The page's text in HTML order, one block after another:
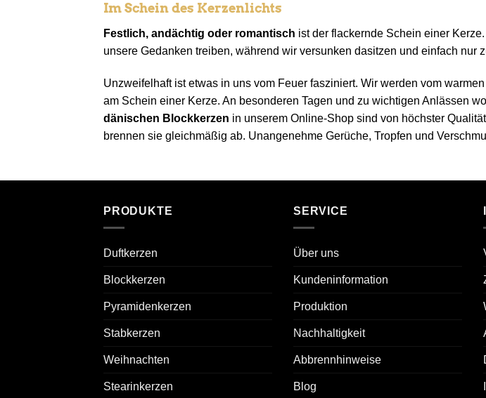
Im Schein des Kerzenlichts
Festlich, andächtig oder romantisch ist der flackernde Schein einer
unsere Gedanken treiben, während wir versunken dasitzen und einfach nur
Unzweifelhaft ist etwas in uns vom Feuer fasziniert. Wir werden vom
am Schein einer Kerze. An besonderen Tagen und zu wichtigen Anlässen
dänischen Blockkerzen in unserem Online-Shop sind von höchster
brennen sie gleichmäßig ab. Unangenehme Gerüche, Tropfen und
PRODUKTE
Duftkerzen
Blockkerzen
Pyramidenkerzen
Stabkerzen
Weihnachten
Stearinkerzen
SERVICE
Über uns
Kundeninformation
Produktion
Nachhaltigkeit
Abbrennhinweise
Blog